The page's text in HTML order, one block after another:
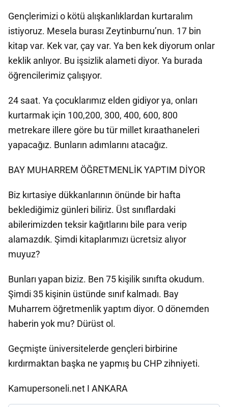
Gençlerimizi o kötü alışkanlıklardan kurtaralım
istiyoruz. Mesela burası Zeytinburnu’nun. 17 bin
kitap var. Kek var, çay var. Ya ben kek diyorum onlar
keklik anlıyor. Bu işsizlik alameti diyor. Ya burada
öğrencilerimiz çalışıyor.
24 saat. Ya çocuklarımız elden gidiyor ya, onları
kurtarmak için 100,200, 300, 400, 600, 800
metrekare illere göre bu tür millet kıraathaneleri
yapacağız. Bunların adımlarını atacağız.
BAY MUHARREM ÖĞRETMENLİK YAPTIM DİYOR
Biz kırtasiye dükkanlarının önünde bir hafta
beklediğimiz günleri biliriz. Üst sınıflardaki
abilerimizden teksir kağıtlarını bile para verip
alamazdık. Şimdi kitaplarımızı ücretsiz alıyor
muyuz?
Bunları yapan biziz. Ben 75 kişilik sınıfta okudum.
Şimdi 35 kişinin üstünde sınıf kalmadı. Bay
Muharrem öğretmenlik yaptım diyor. O dönemden
haberin yok mu? Dürüst ol.
Geçmişte üniversitelerde gençleri birbirine
kırdırmaktan başka ne yapmış bu CHP zihniyeti.
Kamupersoneli.net I ANKARA